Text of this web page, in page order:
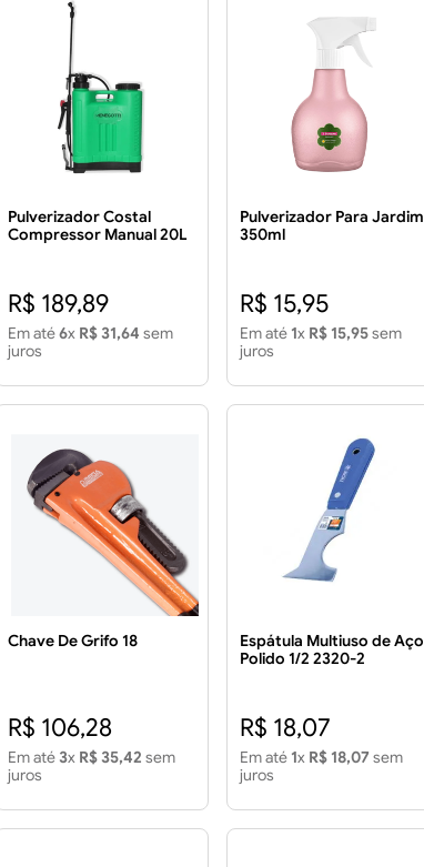
Pulverizador Costal
Compressor Manual 20L
R$ 189,89
Em até6x R$ 31,64 sem
juros
Pulverizador Para Jardim
350ml
R$ 15,95
Em até 1x R$ 15,95sem
juros
Chave De Grifo 18
R$ 106,28
Em até 3x R$ 35,42 sem
juros
Espátula Multiuso de Aço
Polido 1/2 2320-2
R$ 18,07
Em até 1x R$ 18,07 sem
juros